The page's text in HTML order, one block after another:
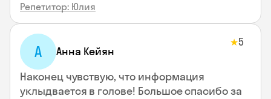
Репетитор: Юлия
А Анна Кейян
★5
Наконец чувствую, что информация
уклыдвается в голове! Большое спасибо за